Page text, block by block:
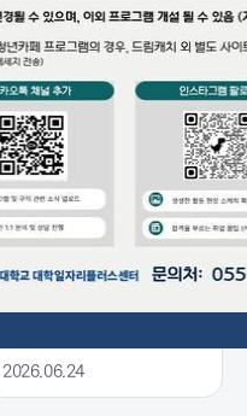
취업전략센터·대학일자리
플러스센터 8월 운영 프로
그램 안내
2026.08.06
그램 안내
2026.06.24